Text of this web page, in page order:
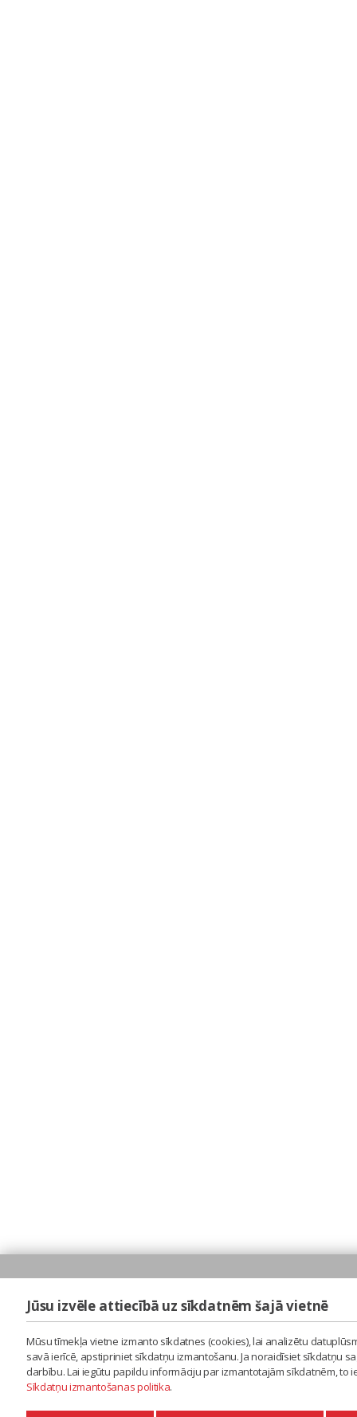
Jūsu izvēle attiecībā uz sīkdatnēm šajā vietnē
Mūsu tīmekļa vietne izmanto sīkdatnes (cookies), lai analizētu
savā ierīcē, apstipriniet sīkdatņu izmantošanu. Ja noraidīsiet sīkdatņu
darbību. Lai iegūtu papildu informāciju par izmantotajām sīkdatnēm,
Sīkdatņu izmantošanas politika.